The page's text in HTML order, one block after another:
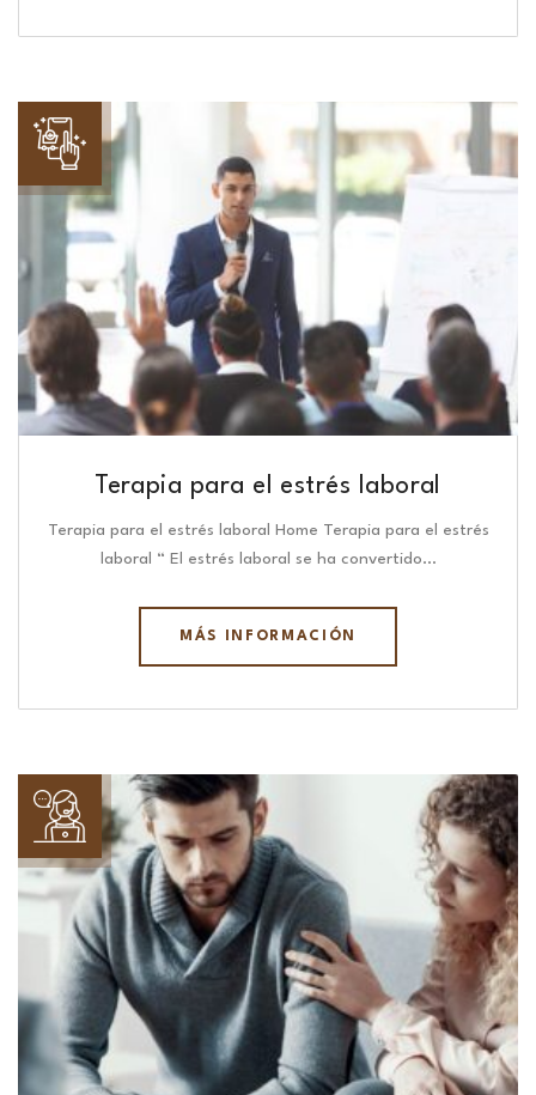
Terapia para el estrés laboral
Terapia para el estrés laboral Home Terapia para el estrés
laboral “ El estrés laboral se ha convertido…
MÁS INFORMACIÓN